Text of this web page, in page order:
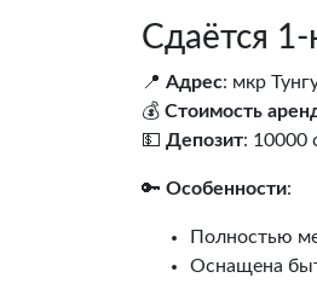
Сдаётся
📍 Адрес: мкр
💰 Стоимость
💵 Депозит: 10000
🔑 Особенности:
Полностью
Оснащена